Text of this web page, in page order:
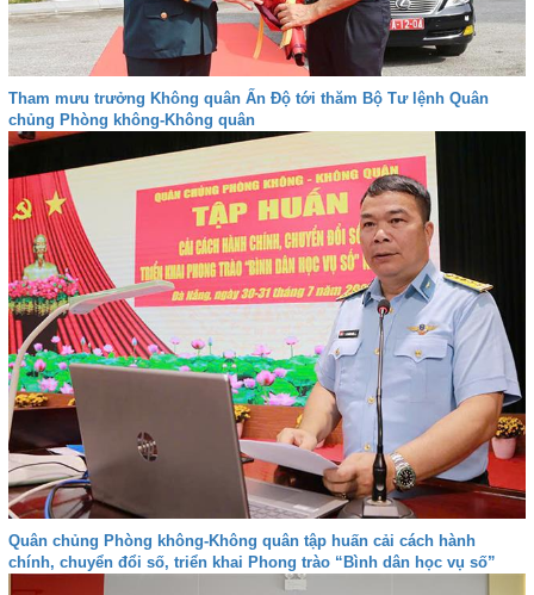
Tham mưu trưởng Không quân Ấn Độ tới thăm Bộ Tư lệnh Quân
chủng Phòng không-Không quân
Quân chủng Phòng không-Không quân tập huấn cải cách hành
chính, chuyển đổi số, triển khai Phong trào “Bình dân học vụ số”